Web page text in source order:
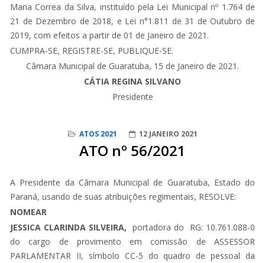
Maria Correa da Silva, instituído pela Lei Municipal nº 1.764 de
21 de Dezembro de 2018, e Lei n°1.811 de 31 de Outubro de
2019, com efeitos a partir de 01 de Janeiro de 2021.
CUMPRA-SE, REGISTRE-SE, PUBLIQUE-SE.
Câmara Municipal de Guaratuba, 15 de Janeiro de 2021.
CÁTIA REGINA SILVANO
Presidente
ATOS 2021 12 JANEIRO 2021
ATO nº 56/2021
A Presidente da Câmara Municipal de Guaratuba, Estado do
Paraná, usando de suas atribuições regimentais, RESOLVE:
NOMEAR
JESSICA CLARINDA SILVEIRA, portadora do
RG: 10.761.088-0
do cargo de provimento em comissão de ASSESSOR
PARLAMENTAR II, símbolo CC-5 do quadro de pessoal da